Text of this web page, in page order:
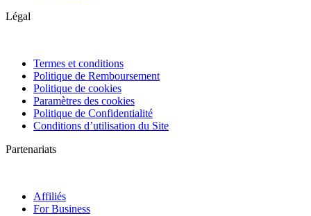
Légal
Termes et conditions
Politique de Remboursement
Politique de cookies
Paramètres des cookies
Politique de Confidentialité
Conditions d’utilisation du Site
Partenariats
Affiliés
For Business